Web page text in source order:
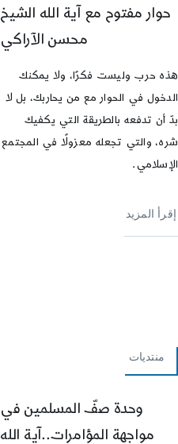
حوار مفتوح مع آية الله الشيخ
محسن الآراكي
هذه حرب وليست فكرًا، ولا يمكنك
الدخول في الحوار مع من يحاربك، بل لا
بدّ أن تدفعه بالطريقة التي يكفيك
شره، والتي تجعله معزولًا في المجتمع
الإسلامي.
إقرأ المزيد
منتديات
وحدة صفّ المسلمين في
مواجهة المؤامرات..آية الله